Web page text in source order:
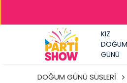
KIZ
DOĞUM
GÜNÜ
DOĞUM GÜNÜ SÜSLERİ